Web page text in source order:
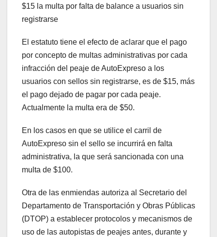
$15 la multa por falta de balance a usuarios sin
registrarse
El estatuto tiene el efecto de aclarar que el pago
por concepto de multas administrativas por cada
infracción del peaje de AutoExpreso a los
usuarios con sellos sin registrarse, es de $15, más
el pago dejado de pagar por cada peaje.
Actualmente la multa era de $50.
En los casos en que se utilice el carril de
AutoExpreso sin el sello se incurrirá en falta
administrativa, la que será sancionada con una
multa de $100.
Otra de las enmiendas autoriza al Secretario del
Departamento de Transportación y Obras Públicas
(DTOP) a establecer protocolos y mecanismos de
uso de las autopistas de peajes antes, durante y